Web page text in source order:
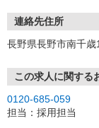
連絡先住所
長野県長野市南千
この求人に関する
0120-685-059
担当：採用担当